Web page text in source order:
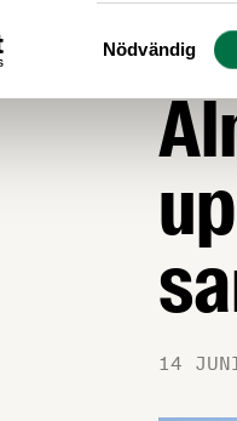
Samtyckesval
Nödvändig
14